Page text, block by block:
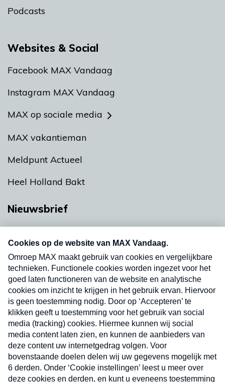
Podcasts
Websites & Social
Facebook MAX Vandaag
Instagram MAX Vandaag
MAX op sociale media
MAX vakantieman
Meldpunt Actueel
Heel Holland Bakt
Nieuwsbrief
Neem hier een gratis abonnement op onze
nieuwsbrief. Elke vrijdag- en dinsdagochtend in
uw mailbox.
Verzend
Nieuwsbrief